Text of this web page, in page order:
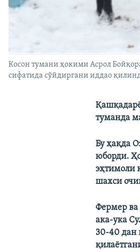
Косон тумани ҳокими Асрол
сифатида сўйдиргани иддао
туманда
Бу ҳақда
юборди.
эҳтимоли
шахси
Фермер ва
ака-ука
30-40 дан